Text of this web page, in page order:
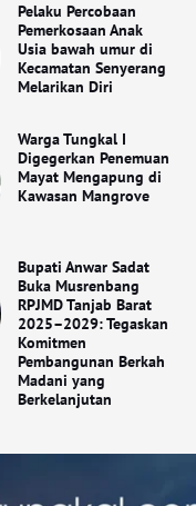
Pelaku Percobaan
Pemerkosaan Anak
Usia bawah umur di
Kecamatan Senyerang
Melarikan Diri
Warga Tungkal I
Digegerkan Penemuan
Mayat Mengapung di
Kawasan Mangrove
Bupati Anwar Sadat
Buka Musrenbang
RPJMD Tanjab Barat
2025–2029: Tegaskan
Komitmen
Pembangunan Berkah
Madani yang
Berkelanjutan